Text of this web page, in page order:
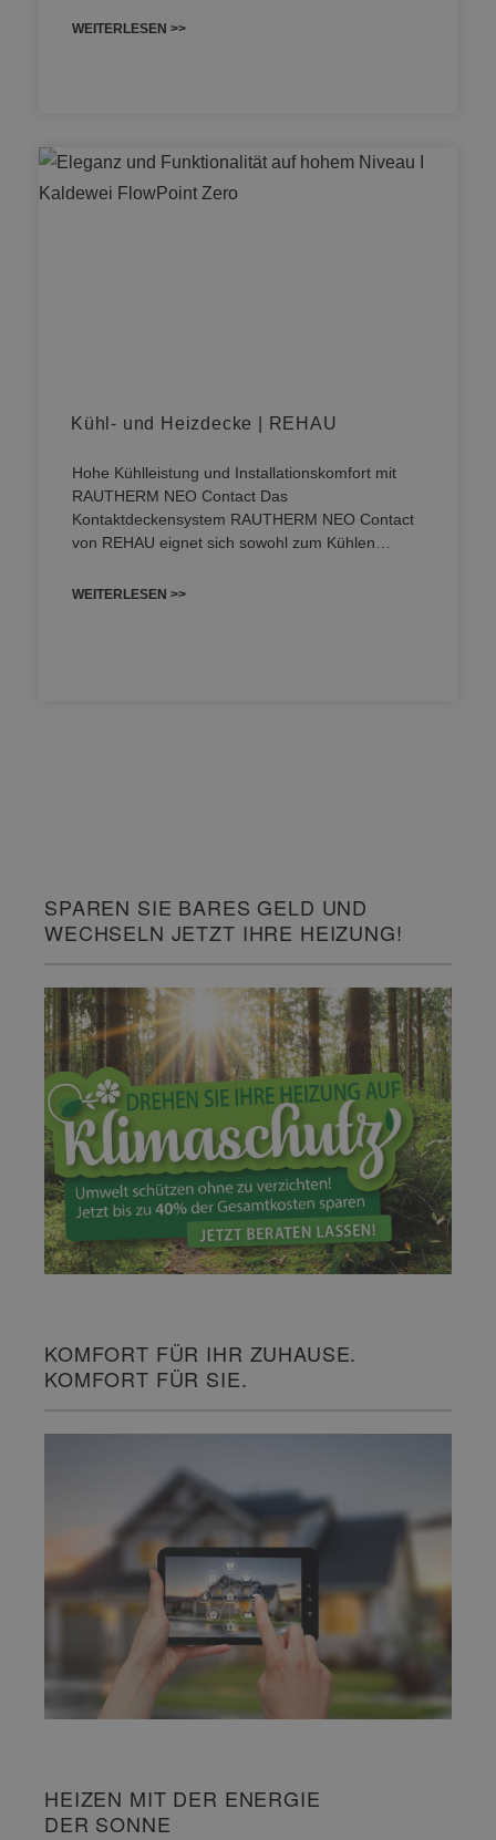
WEITERLESEN >>
Kühl- und Heizdecke | REHAU
Hohe Kühlleistung und Installationskomfort mit
RAUTHERM NEO Contact Das
Kontaktdeckensystem RAUTHERM NEO Contact
von REHAU eignet sich sowohl zum Kühlen…
WEITERLESEN >>
SPAREN SIE BARES GELD UND
WECHSELN JETZT IHRE HEIZUNG!
KOMFORT FÜR IHR ZUHAUSE.
KOMFORT FÜR SIE.
HEIZEN MIT DER ENERGIE
DER SONNE